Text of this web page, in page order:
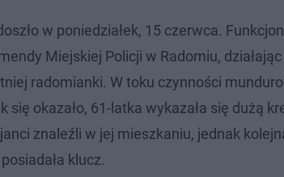
w poniedziałek, 15 czerwca.
Miejskiej Policji w Radomiu,
radomianki. W toku czynności
się okazało, 61-latka wykazała się dużą
znaleźli w jej mieszkaniu, jednak
klucz.